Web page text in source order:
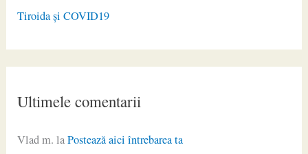
Tiroida și COVID19
Ultimele comentarii
Vlad m. laPostează aici întrebarea ta